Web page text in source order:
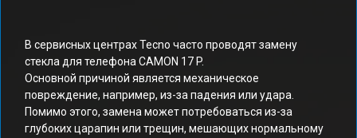
В сервисных центрах Tecno часто проводят замену
стекла для телефона CAMON 17 P.
Основной причиной является механическое
повреждение, например, из-за падения или удара.
Помимо этого, замена может потребоваться из-за
глубоких царапин или трещин, мешающих нормальному